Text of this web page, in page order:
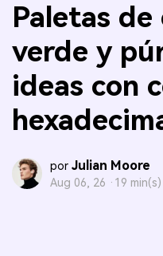
Paletas de
verde y
ideas con
por Julian Moore
Aug 06, 26 · 19 min(s)